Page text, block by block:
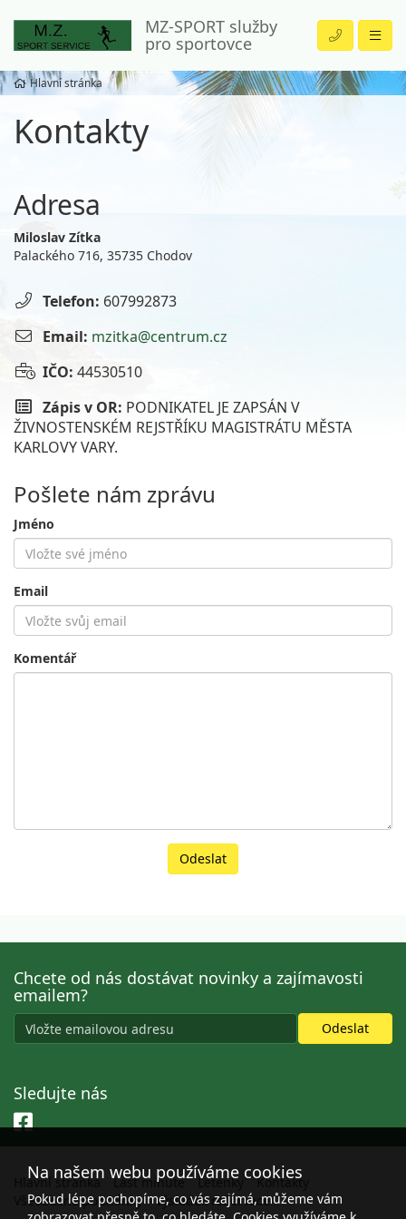
MZ-SPORT služby
pro sportovce
Hlavní stránka
Kontakty
Adresa
Miloslav Zítka
Palackého 716, 35735 Chodov
Telefon: 607992873
Email: mzitka@centrum.cz
IČO: 44530510
Zápis v OR: PODNIKATEL JE ZAPSÁN V
ŽIVNOSTENSKÉM REJSTŘÍKU MAGISTRÁTU MĚSTA
KARLOVY VARY.
Pošlete nám zprávu
Jméno
Email
Komentář
Odeslat
Chcete od nás dostávat novinky a zajímavosti
emailem?
Sledujte nás
Hlavní stránka Last minute Letenky
Kontakty
Všeobecné podmínky
Výsledek rezervace
Na našem webu používáme cookies
Pokud lépe pochopíme, co vás zajímá, můžeme vám